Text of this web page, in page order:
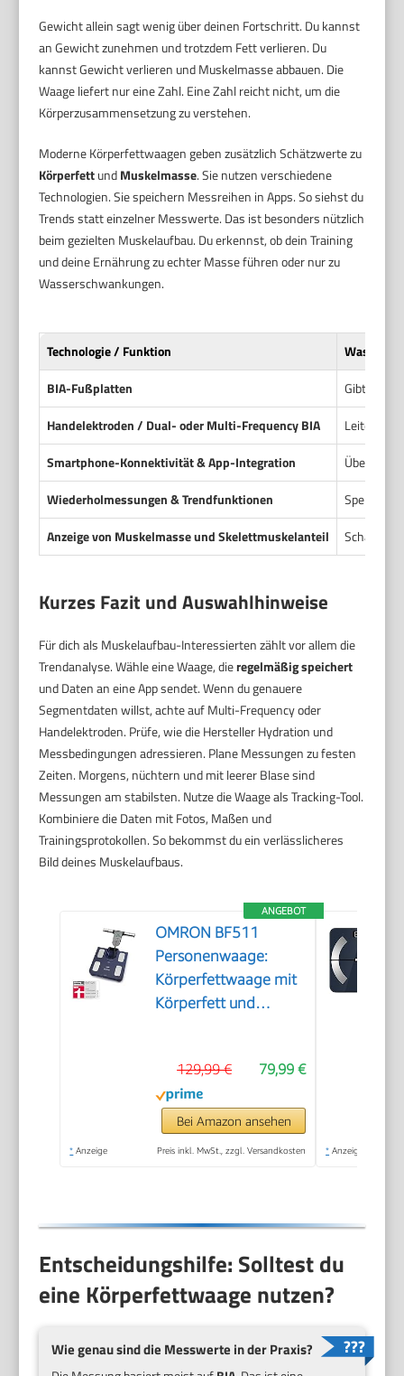
Gewicht allein sagt wenig über deinen Fortschritt. Du kannst
an Gewicht zunehmen und trotzdem Fett verlieren. Du
kannst Gewicht verlieren und Muskelmasse abbauen. Die
Waage liefert nur eine Zahl. Eine Zahl reicht nicht, um die
Körperzusammensetzung zu verstehen.
Moderne Körperfettwaagen geben zusätzlich Schätzwerte zu
KörperfettundMuskelmasse. Sie nutzen verschiedene
Technologien. Sie speichern Messreihen in Apps. So siehst du
Trends statt einzelner Messwerte. Das ist besonders nützlich
beim gezielten Muskelaufbau. Du erkennst, ob dein Training
und deine Ernährung zu echter Masse führen oder nur zu
Wasserschwankungen.
Technologie / Funktion
Was sie
BIA-Fußplatten
Gibt
Handelektroden / Dual- oder Multi-Frequency BIA
Leitet
Smartphone-Konnektivität & App-Integration
Überträgt
Wiederholmessungen & Trendfunktionen
Speichert
Anzeige von Muskelmasse und Skelettmuskelanteil
Schätzt
Kurzes Fazit und Auswahlhinweise
Für dich als Muskelaufbau-Interessierten zählt vor allem die
Trendanalyse. Wähle eine Waage, dieregelmäßig speichert
und Daten an eine App sendet. Wenn du genauere
Segmentdaten willst, achte auf Multi-Frequency oder
Handelektroden. Prüfe, wie die Hersteller Hydration und
Messbedingungen adressieren. Plane Messungen zu festen
Zeiten. Morgens, nüchtern und mit leerer Blase sind
Messungen am stabilsten. Nutze die Waage als Tracking-Tool.
Kombiniere die Daten mit Fotos, Maßen und
Trainingsprotokollen. So bekommst du ein verlässlicheres
Bild deines Muskelaufbaus.
ANGEBOT
OMRON BF511
Personenwaage:
Körperfettwaage mit
Körperfett und
79,99 €
129,99 €
Bei Amazon ansehen
* Anzeige Preis inkl. MwSt., zzgl. Versandkosten * Anzeige
Entscheidungshilfe: Solltest du
eine Körperfettwaage nutzen?
Wie genau sind die Messwerte in der Praxis?